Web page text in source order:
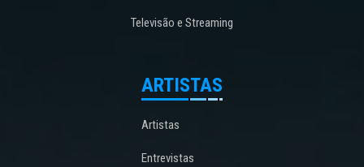
Televisão e Streaming
ARTISTAS
Artistas
Entrevistas